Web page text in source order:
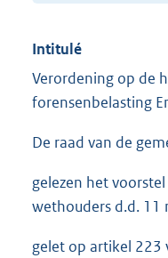
Intitulé
Verordening op de
forensenbelasting
De raad van de
gelezen het
wethouders d.d. 11
gelet op artikel 223